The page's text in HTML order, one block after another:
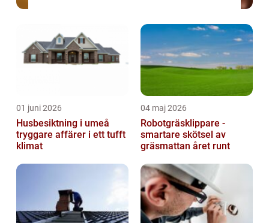
01 juni 2026
Husbesiktning i umeå
tryggare affärer i ett tufft
klimat
04 maj 2026
Robotgräsklippare -
smartare skötsel av
gräsmattan året runt